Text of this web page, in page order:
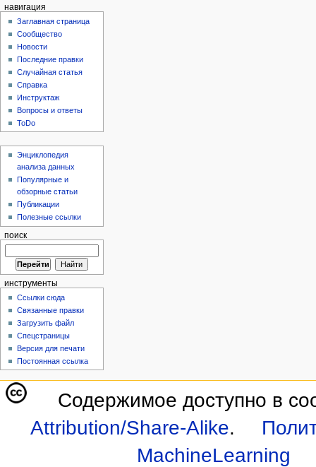
навигация
Заглавная страница
Сообщество
Новости
Последние правки
Случайная статья
Справка
Инструктаж
Вопросы и ответы
ToDo
Энциклопедия
анализа данных
Популярные и
обзорные статьи
Публикации
Полезные ссылки
поиск
инструменты
Ссылки сюда
Связанные правки
Загрузить файл
Спецстраницы
Версия для печати
Постоянная ссылка
Содержимое доступно в
Attribution/Share-Alike.
MachineLearning